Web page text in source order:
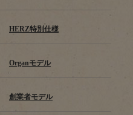
HERZ特別仕様
Organモデル
創業者モデル